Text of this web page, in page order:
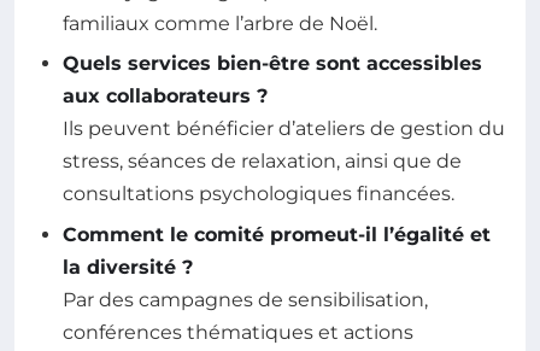
familiaux comme l’arbre de Noël.
Quels services bien-être sont accessibles
aux collaborateurs ?
Ils peuvent bénéficier d’ateliers de gestion du
stress, séances de relaxation, ainsi que de
consultations psychologiques financées.
Comment le comité promeut-il l’égalité et
la diversité ?
Par des campagnes de sensibilisation,
conférences thématiques et actions